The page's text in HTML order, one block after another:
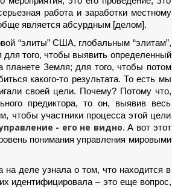
работа и заработки местному
является абсурдным [делом].
“элиты” США, глобальным “элитам”,
для того, чтобы выявить определенный
планете Земля; для того, чтобы потом
какого-то результата. То есть мы
своей цели. Почему? Потому что,
предиктора, то он, выявив весь
чтобы участники процесса этой цели
- его не видно. А вот этот
понимания управления мировыми
деле узнала о том, что находится в
идентифицировала – это еще вопрос,